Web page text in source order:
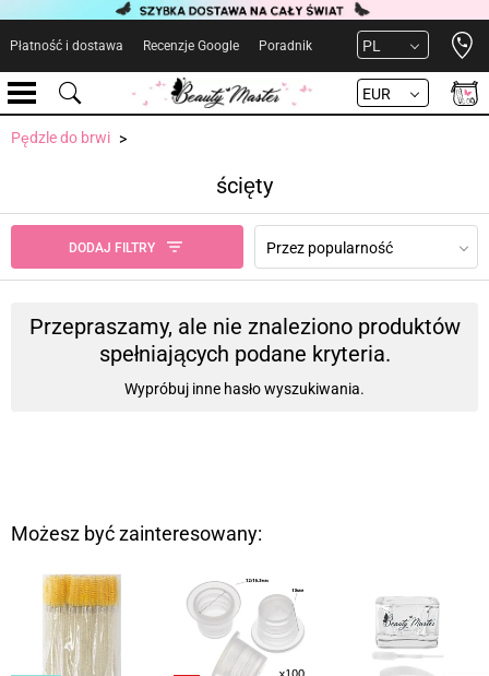
Płatność i dostawa Recenzje Google Poradnik PL
EUR
Pędzle do brwi
ścięty
DODAJ FILTRY Przez popularność
Przepraszamy, ale nie znaleziono produktów
spełniających podane kryteria.
Wypróbuj inne hasło wyszukiwania.
Możesz być zainteresowany: